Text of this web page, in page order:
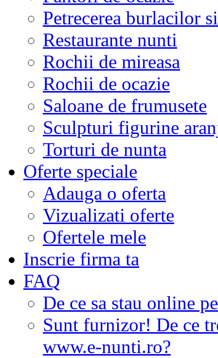
Petrecerea burlacilor
Restaurante nunti
Rochii de mireasa
Rochii de ocazie
Saloane de frumusete
Sculpturi figurine
Torturi de nunta
Oferte speciale
Adauga o oferta
Vizualizati oferte
Ofertele mele
Inscrie firma ta
FAQ
De ce sa stau online
Sunt furnizor! De ce
www.e-nunti.ro?